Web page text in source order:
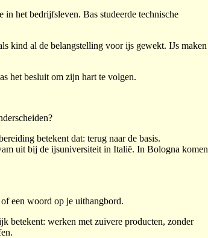
het bedrijfsleven. Bas studeerde technische
kind al de belangstelling voor ijs gewekt. IJs maken
het besluit om zijn hart te volgen.
betekent dat: terug naar de basis.
uit bij de ijsuniversiteit in Italië. In Bologna komen
een woord op je uithangbord.
betekent: werken met zuivere producten, zonder